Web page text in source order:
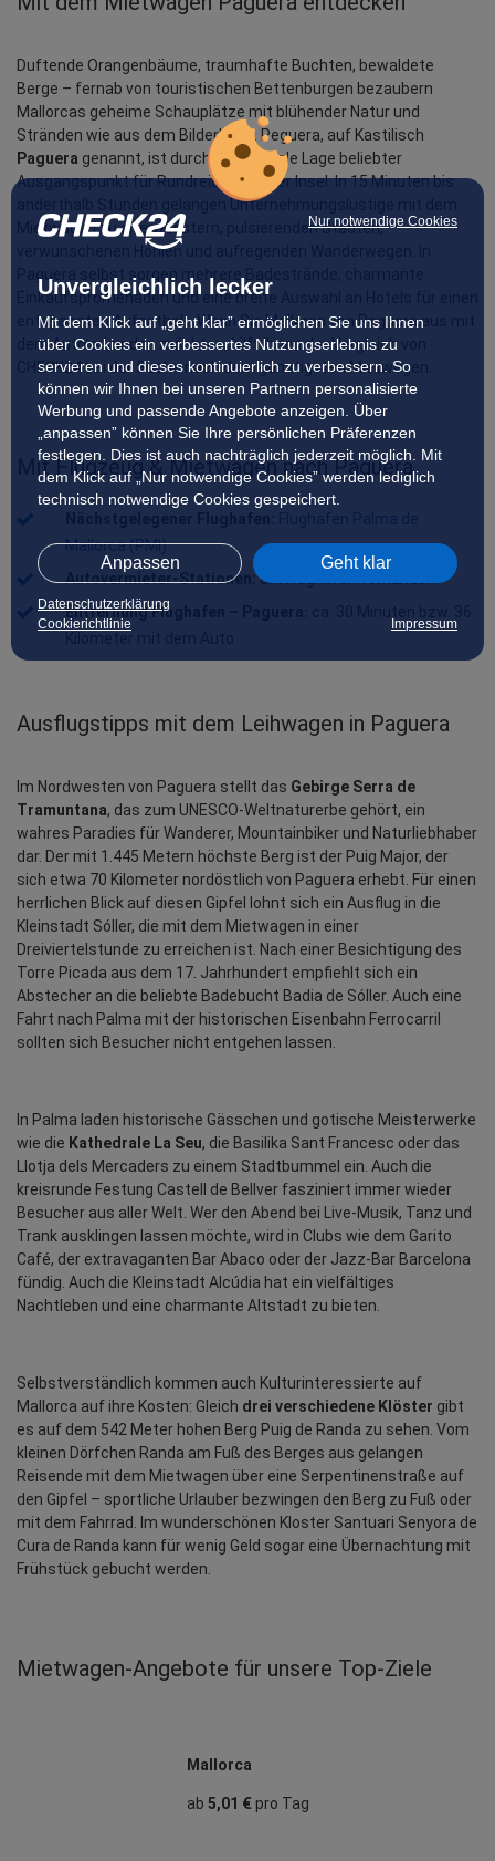
Nur notwendige Cookies
Unvergleichlich lecker
Mit dem Klick auf „geht klar” ermöglichen Sie uns Ihnen
über Cookies ein verbessertes Nutzungserlebnis zu
servieren und dieses kontinuierlich zu verbessern. So
können wir Ihnen bei unseren Partnern personalisierte
Werbung und passende Angebote anzeigen. Über
„anpassen” können Sie Ihre persönlichen Präferenzen
festlegen. Dies ist auch nachträglich jederzeit möglich. Mit
dem Klick auf „Nur notwendige Cookies” werden lediglich
technisch notwendige Cookies gespeichert.
Anpassen Geht klar
Datenschutzerklärung
Cookierichtlinie
Impressum
Duftende Orangenbäume, traumhafte Buchten, bewaldete
Berge – fernab von touristischen Bettenburgen bezaubern
Mallorcas geheime Schauplätze mit blühender Natur und
Paguera genannt, ist durch seine ideale Lage beliebter
Ausgangspunkt für Rundreisen auf der Insel. In 15 Minuten bis
anderthalb Stunden gelangen Unternehmungslustige mit dem
Mietwagen zu alten Klöstern, pulsierenden Städten,
verwunschenen Höhlen und aufregenden Wanderwegen. In
Paguera selbst sorgen mehrere Badestrände, charmante
Einkaufspromenaden und eine breite Auswahl an Hotels für einen
entspannten Aufenthalt. Wenn Sie Mallorca von Paguera aus mit
dem Auto erkunden möchten, hilft Ihnen der Vergleich von
CHECK24 bei der Suche nach dem günstigsten Mietwagen.
Mit Flugzeug & Mietwagen nach Paguera
Flughafen Palma de
Mallorca (PMI)
Autovermieter-Stationen: am Flughafen vorhanden
Entfernung Flughafen – Paguera:
Ausflugstipps mit dem Leihwagen in Paguera
Im Nordwesten von Paguera stellt das Gebirge Serra de
Tramuntana, das zum UNESCO-Weltnaturerbe gehört, ein
wahres Paradies für Wanderer, Mountainbiker und Naturliebhaber
dar. Der mit 1.445 Metern höchste Berg ist der Puig Major, der
sich etwa 70 Kilometer nordöstlich von Paguera erhebt. Für einen
herrlichen Blick auf diesen Gipfel lohnt sich ein Ausflug in die
Kleinstadt Sóller, die mit dem Mietwagen in einer
Dreiviertelstunde zu erreichen ist. Nach einer Besichtigung des
Torre Picada aus dem 17. Jahrhundert empfiehlt sich ein
Abstecher an die beliebte Badebucht Badia de Sóller. Auch eine
Fahrt nach Palma mit der historischen Eisenbahn Ferrocarril
sollten sich Besucher nicht entgehen lassen.
In Palma laden historische Gässchen und gotische Meisterwerke
wie die Kathedrale La Seu, die Basilika Sant Francesc oder das
Llotja dels Mercaders zu einem Stadtbummel ein. Auch die
kreisrunde Festung Castell de Bellver fasziniert immer wieder
Besucher aus aller Welt. Wer den Abend bei Live-Musik, Tanz und
Trank ausklingen lassen möchte, wird in Clubs wie dem Garito
Café, der extravaganten Bar Abaco oder der Jazz-Bar Barcelona
fündig. Auch die Kleinstadt Alcúdia hat ein vielfältiges
Nachtleben und eine charmante Altstadt zu bieten.
Selbstverständlich kommen auch Kulturinteressierte auf
Mallorca auf ihre Kosten: Gleich drei verschiedene Klöster gibt
es auf dem 542 Meter hohen Berg Puig de Randa zu sehen. Vom
kleinen Dörfchen Randa am Fuß des Berges aus gelangen
Reisende mit dem Mietwagen über eine Serpentinenstraße auf
den Gipfel – sportliche Urlauber bezwingen den Berg zu Fuß oder
mit dem Fahrrad. Im wunderschönen Kloster Santuari Senyora de
Cura de Randa kann für wenig Geld sogar eine Übernachtung mit
Frühstück gebucht werden.
Mietwagen‑Angebote für unsere Top‑Ziele
Mallorca
ab 5,01 €pro Tag